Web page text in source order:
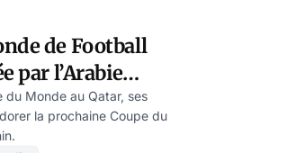
de Football
par l’Arabie
Eberthal
du Monde au Qatar, ses
la prochaine Coupe du